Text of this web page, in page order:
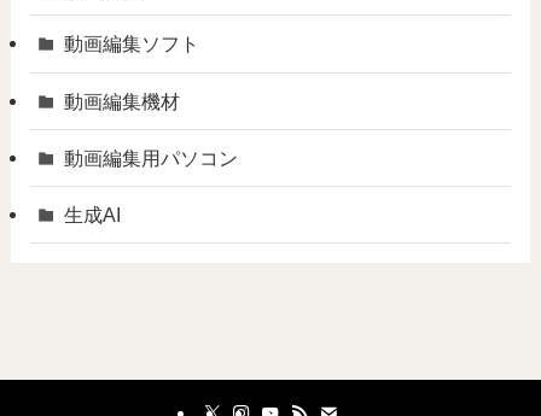
動画編集ソフト
動画編集機材
動画編集用パソコン
生成AI